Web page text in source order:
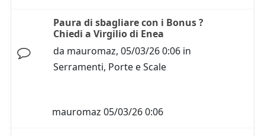
Paura di sbagliare con i Bonus ?
Chiedi a Virgilio di Enea
da mauromaz, 05/03/26 0:06 in
Serramenti, Porte e Scale
mauromaz 05/03/26 0:06